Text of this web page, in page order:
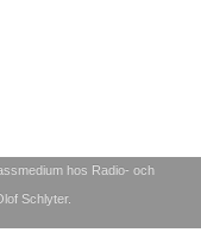
hos Radio- och
Schlyter.